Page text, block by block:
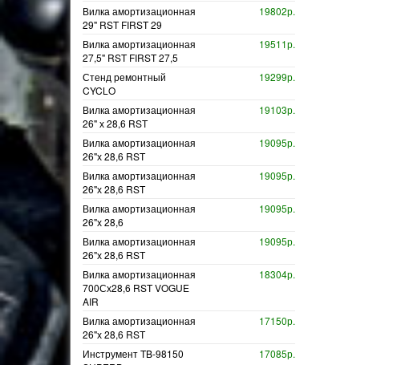
Вилка амортизационная
29" RST FIRST 29
19802р.
Вилка амортизационная
27,5" RST FIRST 27,5
19511р.
Стенд ремонтный
CYCLO
19299р.
Вилка амортизационная
26" х 28,6 RST
19103р.
Вилка амортизационная
26"х 28,6 RST
19095р.
Вилка амортизационная
26"х 28,6 RST
19095р.
Вилка амортизационная
26"х 28,6
19095р.
Вилка амортизационная
26"х 28,6 RST
19095р.
Вилка амортизационная
700Сх28,6 RST VOGUE
AIR
18304р.
Вилка амортизационная
26"х 28,6 RST
17150р.
Инструмент TB-98150
17085р.